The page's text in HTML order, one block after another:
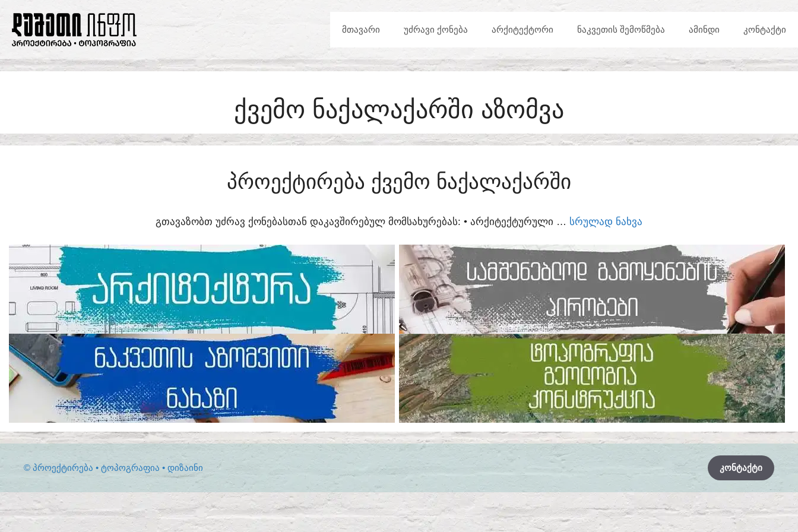
CONTENT
ᲛᲗᲐᲕᲐᲠᲘ ᲣᲫᲠᲐᲕᲘ ᲥᲝᲜᲔᲑᲐ ᲐᲠᲥᲘᲢᲔᲥᲢᲝᲠᲘ ᲜᲐᲙᲕᲔᲗᲘᲡ ᲨᲔᲛᲝᲬᲛᲔᲑᲐ ᲐᲛᲘᲜᲓᲘ ᲙᲝᲜᲢᲐᲥᲢᲘ
ᲥᲕᲔᲛᲝ ᲜᲐᲥᲐᲚᲐᲥᲐᲠᲨᲘ ᲐᲖᲝᲛᲕᲐ
ᲞᲠᲝᲔᲥᲢᲘᲠᲔᲑᲐ ᲥᲕᲔᲛᲝ ᲜᲐᲥᲐᲚᲐᲥᲐᲠᲨᲘ
ᲒᲗᲐᲕᲐᲖᲝᲑᲗ ᲣᲫᲠᲐᲕ ᲥᲝᲜᲔᲑᲐᲡᲗᲐᲜ ᲓᲐᲙᲐᲕᲨᲘᲠᲔᲑᲣᲚ ᲛᲝᲛᲡᲐᲮᲣᲠᲔᲑᲐᲡ:​ • ᲐᲠᲥᲘᲢᲔᲥᲢᲣᲠᲣᲚᲘ … ᲡᲠᲣᲚᲐᲓ ᲜᲐᲮᲕᲐ
ᲙᲝᲜᲢᲐᲥᲢᲘ
© ᲞᲠᲝᲔᲥᲢᲘᲠᲔᲑᲐ • ᲢᲝᲞᲝᲒᲠᲐᲤᲘᲐ • ᲓᲘᲖᲐᲘᲜᲘ